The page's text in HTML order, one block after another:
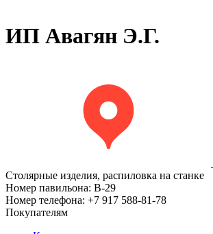
ИП Авагян Э.Г.
Столярные изделия, распиловка на станке
Номер павильона: В-29
Номер телефона: +7 917 588-81-78
Покупателям